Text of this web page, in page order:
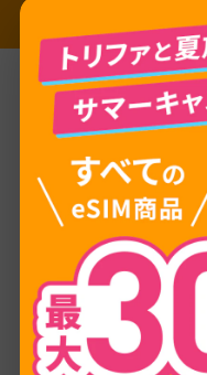
ネットワーク EMT
プロバイダー
通信量 1GB 3GB
有効期間 3